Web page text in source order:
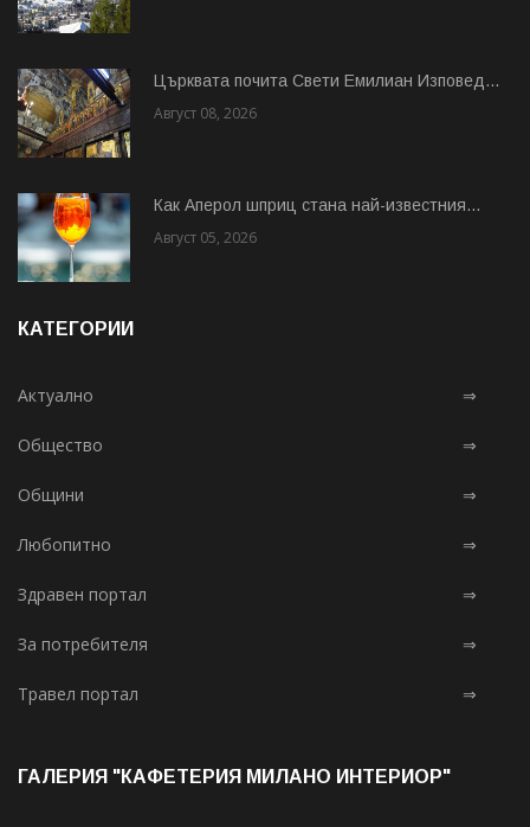
Църквата почита Свeти Емилиан Изповед...
Август 08, 2026
Как Аперол шприц стана най-известния...
Август 05, 2026
КАТЕГОРИИ
Актуално ⇒
Общество ⇒
Общини ⇒
Любопитно ⇒
Здравен портал ⇒
За потребителя ⇒
Травел портал ⇒
ГАЛЕРИЯ "КАФЕТЕРИЯ МИЛАНО ИНТЕРИОР"